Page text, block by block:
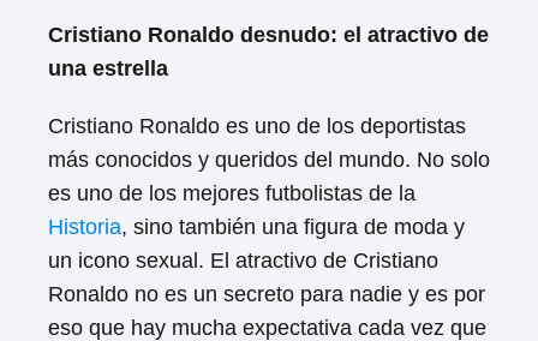
Cristiano Ronaldo desnudo: el atractivo de
una estrella
Cristiano Ronaldo es uno de los deportistas
más conocidos y queridos del mundo. No solo
es uno de los mejores futbolistas de la
Historia, sino también una figura de moda y
un icono sexual. El atractivo de Cristiano
Ronaldo no es un secreto para nadie y es por
eso que hay mucha expectativa cada vez que